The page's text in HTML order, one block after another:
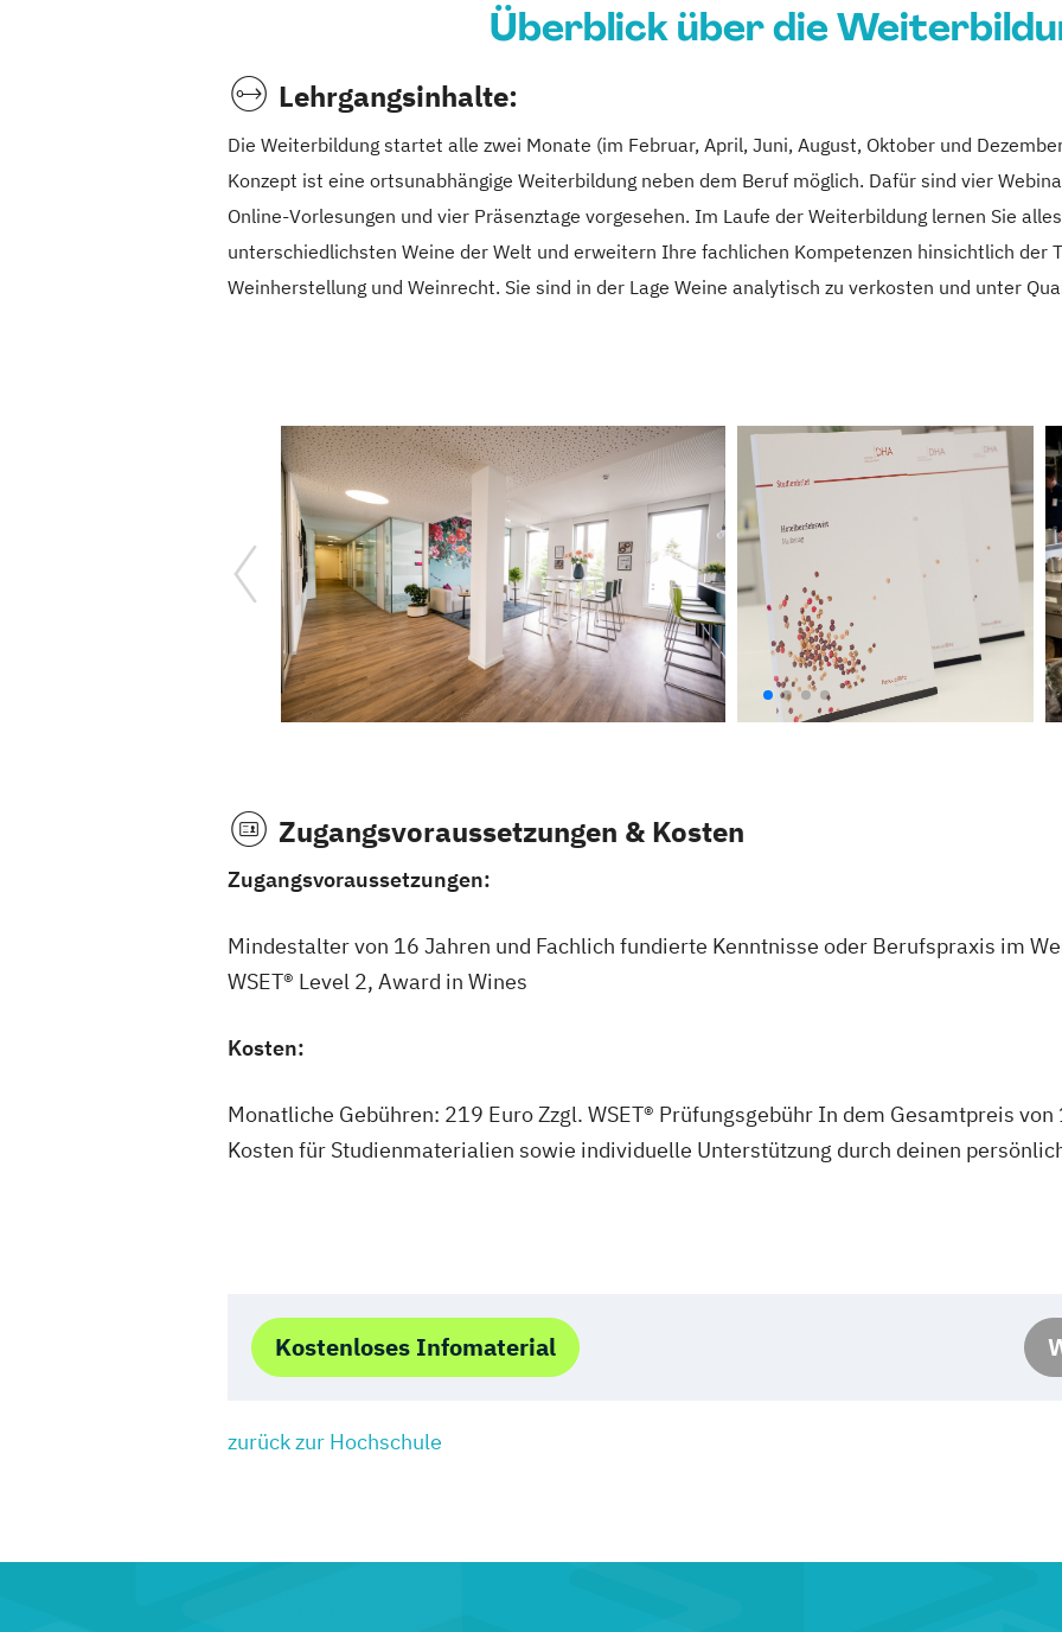
Überblick über die
Lehrgangsinhalte:
Die Weiterbildung startet alle zwei Monate (im Februar, April, Juni, August, Oktober und
Konzept ist eine ortsunabhängige Weiterbildung neben dem Beruf möglich. Dafür sind vier
Online-Vorlesungen und vier Präsenztage vorgesehen. Im Laufe der Weiterbildung lernen Sie
unterschiedlichsten Weine der Welt und erweitern Ihre fachlichen Kompetenzen hinsichtlich der
Weinherstellung und Weinrecht. Sie sind in der Lage Weine analytisch zu verkosten und unter
Zugangsvoraussetzungen & Kosten
Zugangsvoraussetzungen:
Mindestalter von 16 Jahren und Fachlich fundierte Kenntnisse oder Berufspraxis im
WSET® Level 2, Award in Wines
Kosten:
Monatliche Gebühren: 219 Euro Zzgl. WSET® Prüfungsgebühr In dem Gesamtpreis
Kosten für Studienmaterialien sowie individuelle Unterstützung durch deinen
Kostenloses Infomaterial
zurück zur Hochschule